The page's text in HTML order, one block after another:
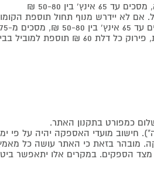
למוביל בבית.
כמפורט בתקנון האתר.
חישוב מועדי האספקה יהיה על פי
מובהר בזאת כי האתר עושה כל
הספקים. במקרים אלו יתאפשר